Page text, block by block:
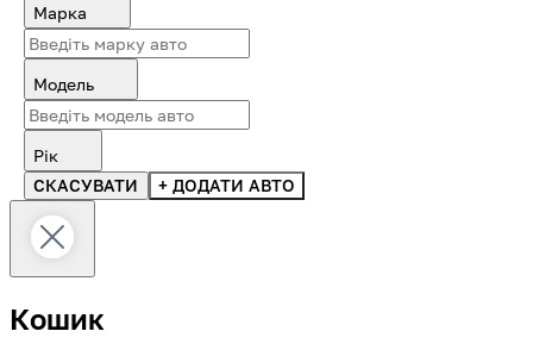
Марка
Модель
Рік
СКАСУВАТИ
+ ДОДАТИ АВТО
Кошик